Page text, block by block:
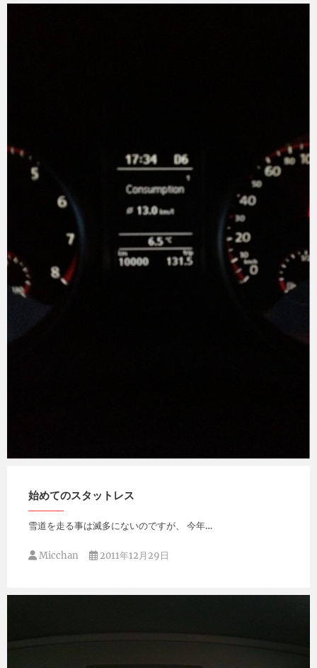
始めてのスタットレス
雪道を走る事は滅多にないのですが、 今年…
Micchan 2011年12月29日